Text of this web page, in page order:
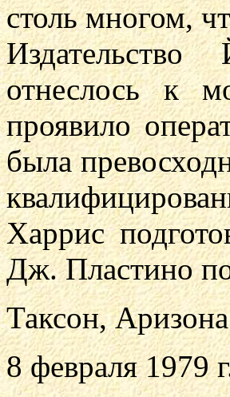
столь многом,
Издательство
отнеслось к
проявило
была
Харрис
Дж. Пластино
Таксон, Аризона
8 февраля 1979